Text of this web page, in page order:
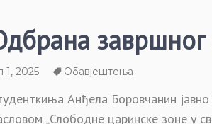
1, 2025 Обавјештења
Анђела Боровчанин
„Слободне царинске зоне у